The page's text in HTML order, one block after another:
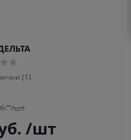
(1)
/шт
/шт